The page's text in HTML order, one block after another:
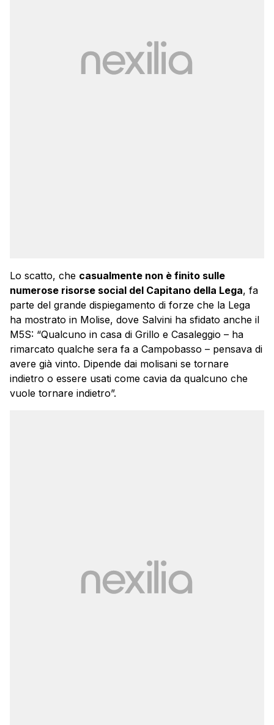
Lo scatto, che casualmente non è finito sulle
numerose risorse social del Capitano della Lega, fa
parte del grande dispiegamento di forze che la Lega
ha mostrato in Molise, dove Salvini ha sfidato anche il
M5S: “Qualcuno in casa di Grillo e Casaleggio – ha
rimarcato qualche sera fa a Campobasso – pensava di
avere già vinto. Dipende dai molisani se tornare
indietro o essere usati come cavia da qualcuno che
vuole tornare indietro”.